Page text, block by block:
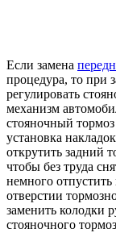
Если замена
процедура, то при
регулировать
механизм
стояночный
установка
открутить задний
чтобы без труда
немного отпустить
отверстии
заменить колодки
стояночного